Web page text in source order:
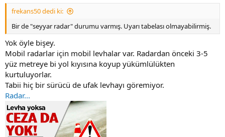
:
frekans50 dedi ki:
Bir de "seyyar radar" durumu varmış. Uyarı tabelası olmayabilirmiş.
Yok öyle bişey.
Mobil radarlar için mobil levhalar var. Radardan önceki 3-5
yüz metreye bi yol kıyısına koyup yükümlülükten
kurtuluyorlar.
Tabii hiç bir sürücü de ufak levhayı göremiyor.
Radar...